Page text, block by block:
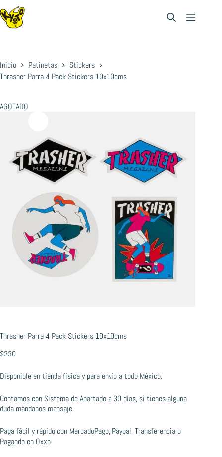
Saltar
al
contenido
Inicio Patinetas
Stickers
Thrasher Parra 4 Pack Stickers 10x10cms
AGOTADO
Thrasher Parra 4 Pack Stickers 10x10cms
$230
Disponible en tienda física y para envío a todo México.
Contamos con Sistema de Apartado a 30 días, si tienes alguna
duda mándanos mensaje.
Paga fácil y rápido con MercadoPago, Paypal, Transferencia o
Pagando en Oxxo